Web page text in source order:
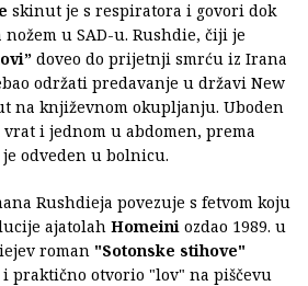
skinut je s respiratora i govori dok
u SAD-u. Rushdie, čiji je
doveo do prijetnji smrću iz Irana
održati predavanje u državi New
na književnom okupljanju. Uboden
i jednom u abdomen, prema
odveden u bolnicu.
Rushdieja povezuje s fetvom koju
ajatolah Homeini ozdao 1989. u
roman "Sotonske stihove"
praktično otvorio "lov" na piščevu